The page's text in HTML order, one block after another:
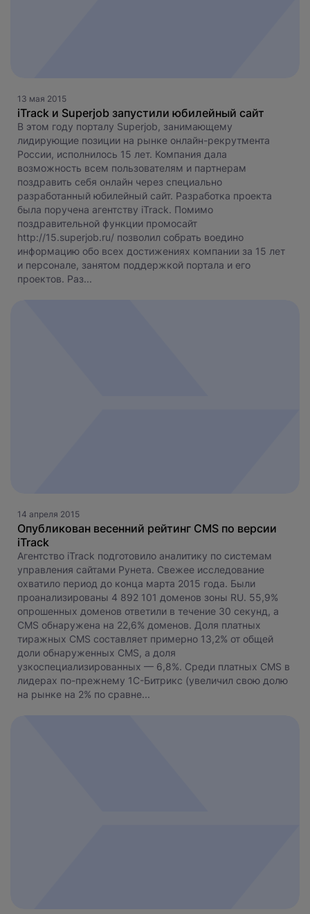
13 мая 2015
iTrack и Superjob запустили юбилейный сайт
В этом году порталу Superjob, занимающему
лидирующие позиции на рынке онлайн-рекрутмента
России, исполнилось 15 лет. Компания дала
возможность всем пользователям и партнерам
поздравить себя онлайн через специально
разработанный юбилейный сайт. Разработка проекта
была поручена агентству iTrack. Помимо
поздравительной функции промосайт
http://15.superjob.ru/ позволил собрать воедино
информацию обо всех достижениях компании за 15 лет
и персонале, занятом поддержкой портала и его
проектов. Раз...
14 апреля 2015
Опубликован весенний рейтинг CMS по версии
iTrack
Агентство iTrack подготовило аналитику по системам
управления сайтами Рунета. Свежее исследование
охватило период до конца марта 2015 года. Были
проанализированы 4 892 101 доменов зоны RU. 55,9%
опрошенных доменов ответили в течение 30 секунд, а
CMS обнаружена на 22,6% доменов. Доля платных
тиражных CMS составляет примерно 13,2% от общей
доли обнаруженных CMS, а доля
узкоспециализированных — 6,8%. Среди платных CMS в
лидерах по-прежнему 1С-Битрикс (увеличил свою долю
на рынке на 2% по сравне...